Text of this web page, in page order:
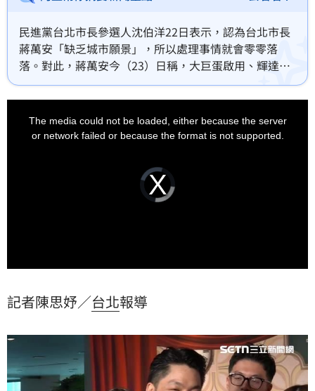
民進黨台北市長參選人沈伯洋22日表示，認為台北市長
蔣萬安「缺乏城市願景」，所以處理事情就會零零落
落。對此，蔣萬安今（23）日稱，大巨蛋啟用、輝達確
定落腳台北，都是具體、務實、落實的市政願景，要做
到這樣首先必須對市政有相關的熟悉。
Video
Player
loading.
The media could not be loaded, either because the server
or network failed or because the format is not supported.
記者陳思妤／台北報導